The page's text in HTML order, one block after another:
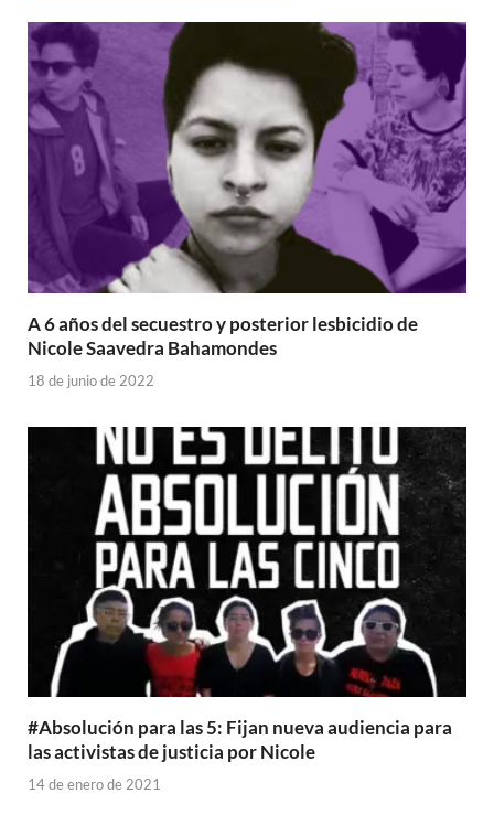
A 6 años del secuestro y posterior lesbicidio de
Nicole Saavedra Bahamondes
18 de junio de 2022
#Absolución para las 5: Fijan nueva audiencia para
las activistas de justicia por Nicole
14 de enero de 2021